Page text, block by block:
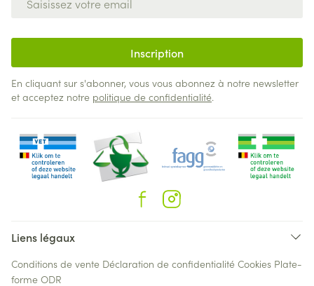
Inscription
En cliquant sur s'abonner, vous vous abonnez à notre newsletter
et acceptez notre politique de confidentialité.
Liens légaux
Conditions de vente Déclaration de confidentialité Cookies Plate-
forme ODR